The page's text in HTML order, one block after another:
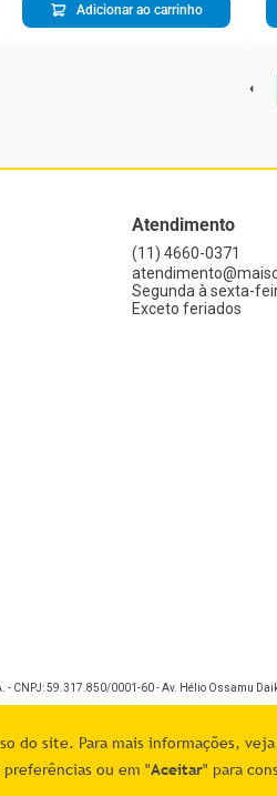
do site. Para mais informações, veja
ou em "Aceitar" para
Adicionar ao carrinho
Atendimento
(11) 4660-0371
Segunda à sexta-
Exceto feriados
CNPJ: 59.317.850/0001-60 - Av. Hélio Ossamu